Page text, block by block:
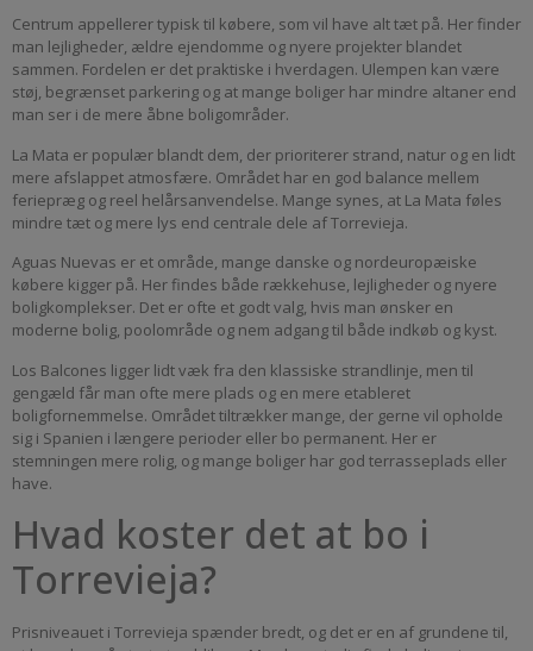
Centrum appellerer typisk til købere, som vil have alt tæt på. Her finder
man lejligheder, ældre ejendomme og nyere projekter blandet
sammen. Fordelen er det praktiske i hverdagen. Ulempen kan være
støj, begrænset parkering og at mange boliger har mindre altaner end
man ser i de mere åbne boligområder.
La Mata er populær blandt dem, der prioriterer strand, natur og en lidt
mere afslappet atmosfære. Området har en god balance mellem
feriepræg og reel helårsanvendelse. Mange synes, at La Mata føles
mindre tæt og mere lys end centrale dele af Torrevieja.
Aguas Nuevas er et område, mange danske og nordeuropæiske
købere kigger på. Her findes både rækkehuse, lejligheder og nyere
boligkomplekser. Det er ofte et godt valg, hvis man ønsker en
moderne bolig, poolområde og nem adgang til både indkøb og kyst.
Los Balcones ligger lidt væk fra den klassiske strandlinje, men til
gengæld får man ofte mere plads og en mere etableret
boligfornemmelse. Området tiltrækker mange, der gerne vil opholde
sig i Spanien i længere perioder eller bo permanent. Her er
stemningen mere rolig, og mange boliger har god terrasseplads eller
have.
Hvad koster det at bo i
Torrevieja?
Prisniveauet i Torrevieja spænder bredt, og det er en af grundene til,